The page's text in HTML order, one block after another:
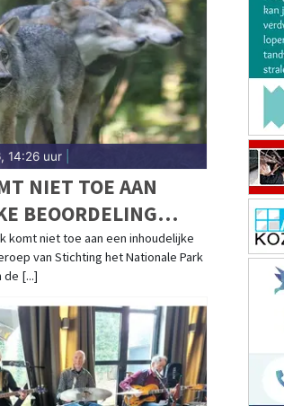
14:26 uur|
NIET TOE AAN
BEOORDELING
IN NATIONAAL
VELUWE
komt niet toe aan een inhoudelijke
van Stichting het Nationale Park
de [...]